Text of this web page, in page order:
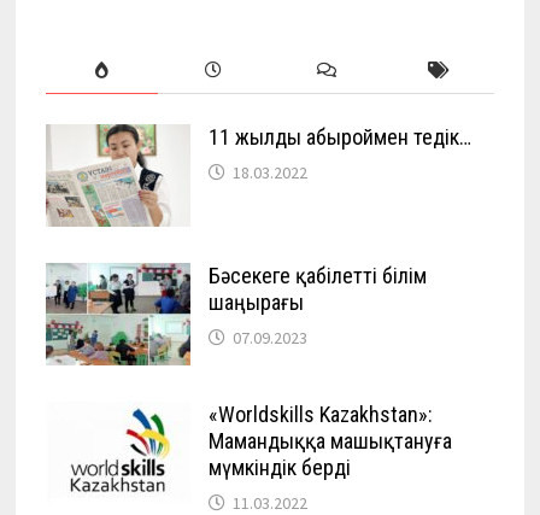
11 жылды абыроймен өтедік…
18.03.2022
Бәсекеге қабілетті білім
шаңырағы
07.09.2023
«Worldskills Kazakhstan»:
Мамандыққа машықтануға
мүмкіндік берді
11.03.2022